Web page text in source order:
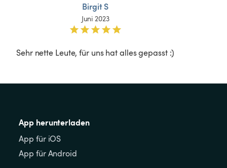
Birgit S
Juni 2023
Sehr nette Leute, für uns hat alles gepasst :)
App herunterladen
App für iOS
App für Android